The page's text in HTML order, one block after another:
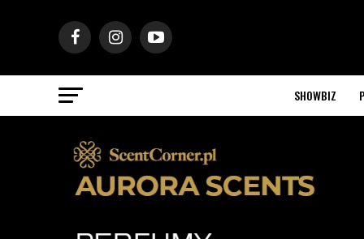
SHOWBIZ